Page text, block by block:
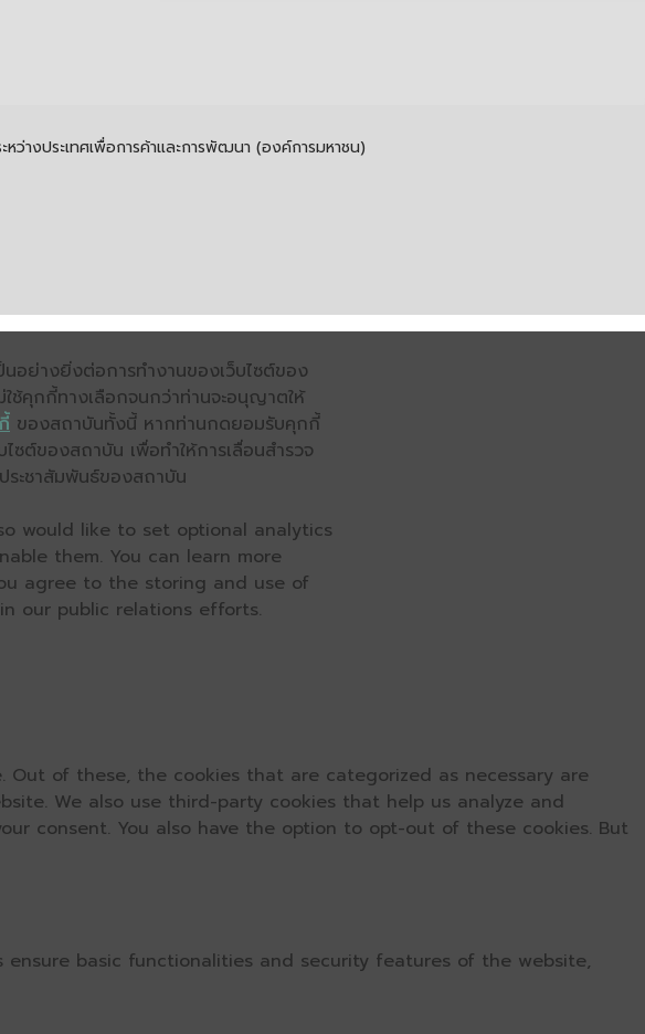
างประเทศเพื่อการค้าและการพัฒนา (องค์การมหาชน)
อย่างยิ่งต่อการทำงานของเว็บไซต์ของ
ช้คุกกี้ทางเลือกจนกว่าท่านจะอนุญาตให้
ของสถาบันทั้งนี้ หากท่านกดยอมรับคุกกี้
ต์ของสถาบัน เพื่อทำให้การเลื่อนสำรวจ
ระชาสัมพันธ์ของสถาบัน
would like to set optional analytics
them. You can learn more
agree to the storing and use of
our public relations efforts.
of these, the cookies that are categorized as necessary are
We also use third-party cookies that help us analyze and
consent. You also have the option to opt-out of these cookies. But
basic functionalities and security features of the website,